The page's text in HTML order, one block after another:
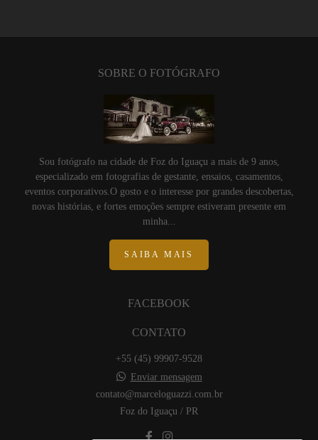
SOBRE O FOTÓGRAFO
Sou fotógrafo na cidade de Foz do Iguaçu a mais de 9 anos,
especializado em fotografias de gestante, ensaios, casamentos,
eventos corporativos.O gosto e o interesse por grandes descobertas,
novas histórias, e fortes emoções sempre estiveram presente em
minha...
SAIBA MAIS
FACEBOOK
CONTATO
+55 (45) 99907-9528
Enviar mensagem
contato@marceloguazzi.com.br
Foz do Iguaçu / PR